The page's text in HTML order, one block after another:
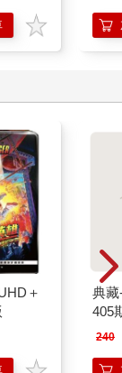
＋
典藏
405
240